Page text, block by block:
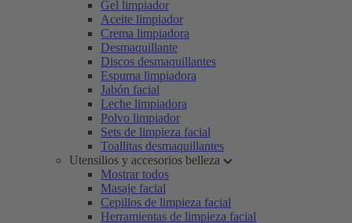
Gel limpiador
Aceite limpiador
Crema limpiadora
Desmaquillante
Discos desmaquillantes
Espuma limpiadora
Jabón facial
Leche limpiadora
Polvo limpiador
Sets de limpieza facial
Toallitas desmaquillantes
Utensilios y accesorios belleza
Mostrar todos
Masaje facial
Cepillos de limpieza facial
Herramientas de limpieza facial